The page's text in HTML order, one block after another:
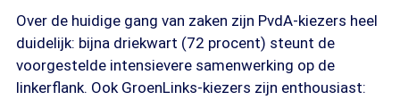
Over de huidige gang van zaken zijn PvdA-kiezers heel
duidelijk: bijna driekwart (72 procent) steunt de
voorgestelde intensievere samenwerking op de
linkerflank. Ook GroenLinks-kiezers zijn enthousiast: